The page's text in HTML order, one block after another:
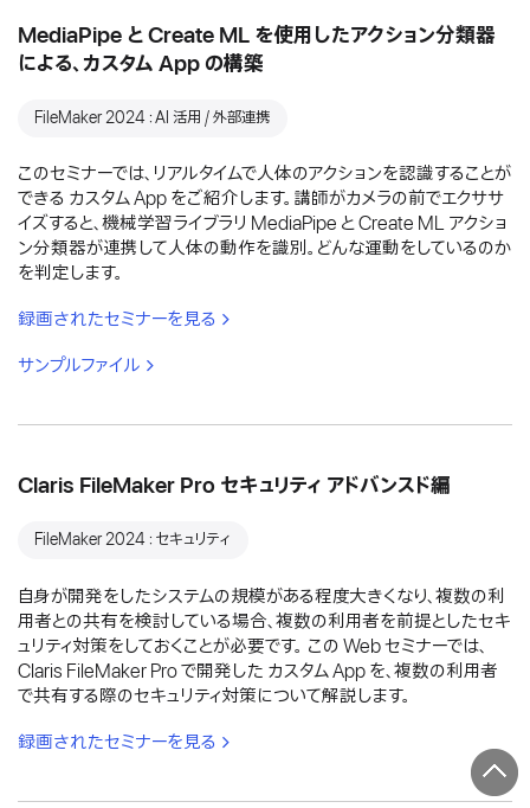
MediaPipe と Create ML を使用したアクション分類器
による、カスタム App の構築
FileMaker 2024：AI 活用 / 外部連携
このセミナーでは、リアルタイムで人体のアクションを認識することが
できる カスタム App をご紹介します。講師がカメラの前でエクササ
イズすると、機械学習ライブラリ MediaPipe と Create ML アクショ
ン分類器が連携して人体の動作を識別。どんな運動をしているのか
を判定します。
録画されたセミナーを見る
サンプルファイル
Claris FileMaker Pro セキュリティ アドバンスド編
FileMaker 2024：セキュリティ
自身が開発をしたシステムの規模がある程度大きくなり、複数の利
用者との共有を検討している場合、複数の利用者を前提としたセキ
ュリティ対策をしておくことが必要です。 この Web セミナーでは、
Claris FileMaker Pro で開発した カスタム App を、複数の利用者
で共有する際のセキュリティ対策について解説します。
録画されたセミナーを見る